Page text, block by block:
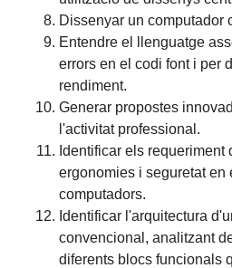
Dissenyar un computador
Entendre el llenguatge
errors en el codi font i per
rendiment.
Generar propostes
l'activitat professional.
Identificar els requeriment
ergonomies i seguretat en
computadors.
Identificar l'arquitectura
convencional, analitzant
diferents blocs funcionals